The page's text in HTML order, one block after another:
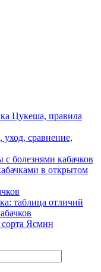
Цукеша, правила
уход, сравнение,
болезнями кабачков
в открытом
таблица отличий
Ясмин